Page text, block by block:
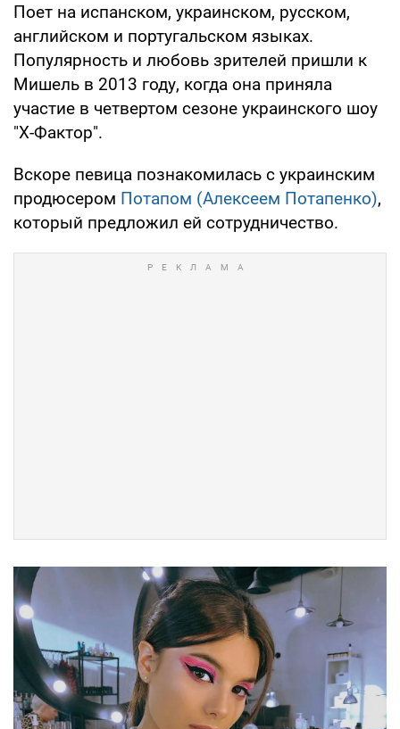
Поет на испанском, украинском, русском,
английском и португальском языках.
Популярность и любовь зрителей пришли к
Мишель в 2013 году, когда она приняла
участие в четвертом сезоне украинского шоу
"X-Фактор".
Вскоре певица познакомилась с украинским
продюсером Потапом (Алексеем Потапенко),
который предложил ей сотрудничество.